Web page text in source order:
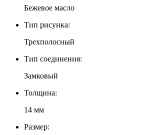
Бежевое масло
Тип рисунка:
Трехполосный
Тип соединения:
Замковый
Толщина:
14 мм
Размер: